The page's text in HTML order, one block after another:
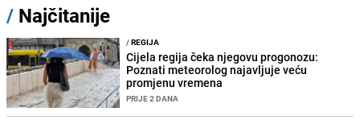
/ Najčitanije
/REGIJA
Cijela regija čeka njegovu progonozu:
Poznati meteorolog najavljuje veću
promjenu vremena
PRIJE 2 DANA